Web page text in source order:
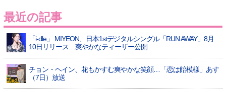
最近の記事
「i-dle」 MIYEON、日本1stデジタルシングル「RUN AWAY」8月
10日リリース…爽やかなティーザー公開
チョン・ヘイン、花もかすむ爽やかな笑顔…「恋は飴模様」あす
（7日）放送